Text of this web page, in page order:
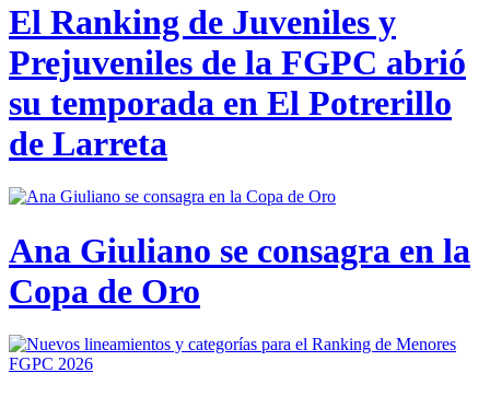
El Ranking de Juveniles y
Prejuveniles de la FGPC abrió
su temporada en El Potrerillo
de Larreta
Ana Giuliano se consagra en la
Copa de Oro